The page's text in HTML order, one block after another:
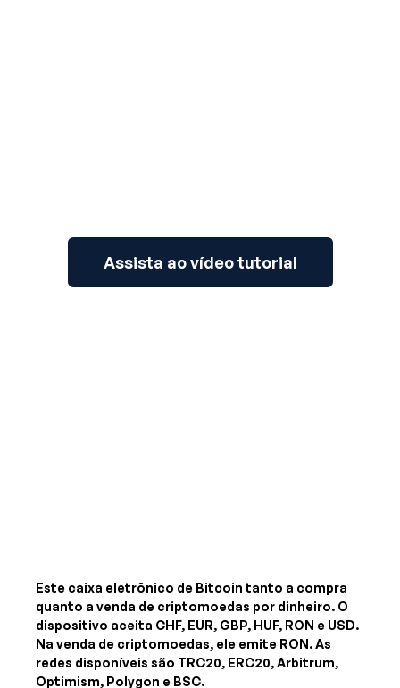
Assista ao vídeo tutorial
Este caixa eletrônico de Bitcoin tanto a compra
quanto a venda de criptomoedas por dinheiro. O
dispositivo aceita CHF, EUR, GBP, HUF, RON e USD.
Na venda de criptomoedas, ele emite RON. As
redes disponíveis são TRC20, ERC20, Arbitrum,
Optimism, Polygon e BSC.